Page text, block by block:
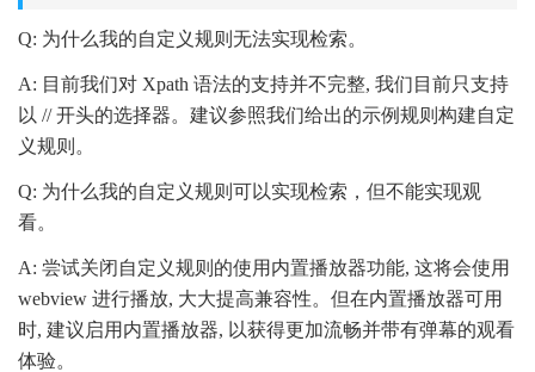
Q: 为什么我的自定义规则无法实现检索。
A: 目前我们对 Xpath 语法的支持并不完整, 我们目前只支持
以 // 开头的选择器。建议参照我们给出的示例规则构建自定
义规则。
Q: 为什么我的自定义规则可以实现检索，但不能实现观
看。
A: 尝试关闭自定义规则的使用内置播放器功能, 这将会使用
webview 进行播放, 大大提高兼容性。但在内置播放器可用
时, 建议启用内置播放器, 以获得更加流畅并带有弹幕的观看
体验。